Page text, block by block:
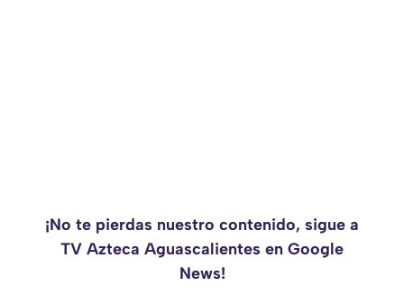
¡No te pierdas nuestro contenido, sigue a
TV Azteca Aguascalientes en Google
News!